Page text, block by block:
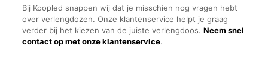
Bij Koopled snappen wij dat je misschien nog vragen hebt
over verlengdozen. Onze klantenservice helpt je graag
verder bij het kiezen van de juiste verlengdoos. Neem snel
contact op met onze klantenservice.